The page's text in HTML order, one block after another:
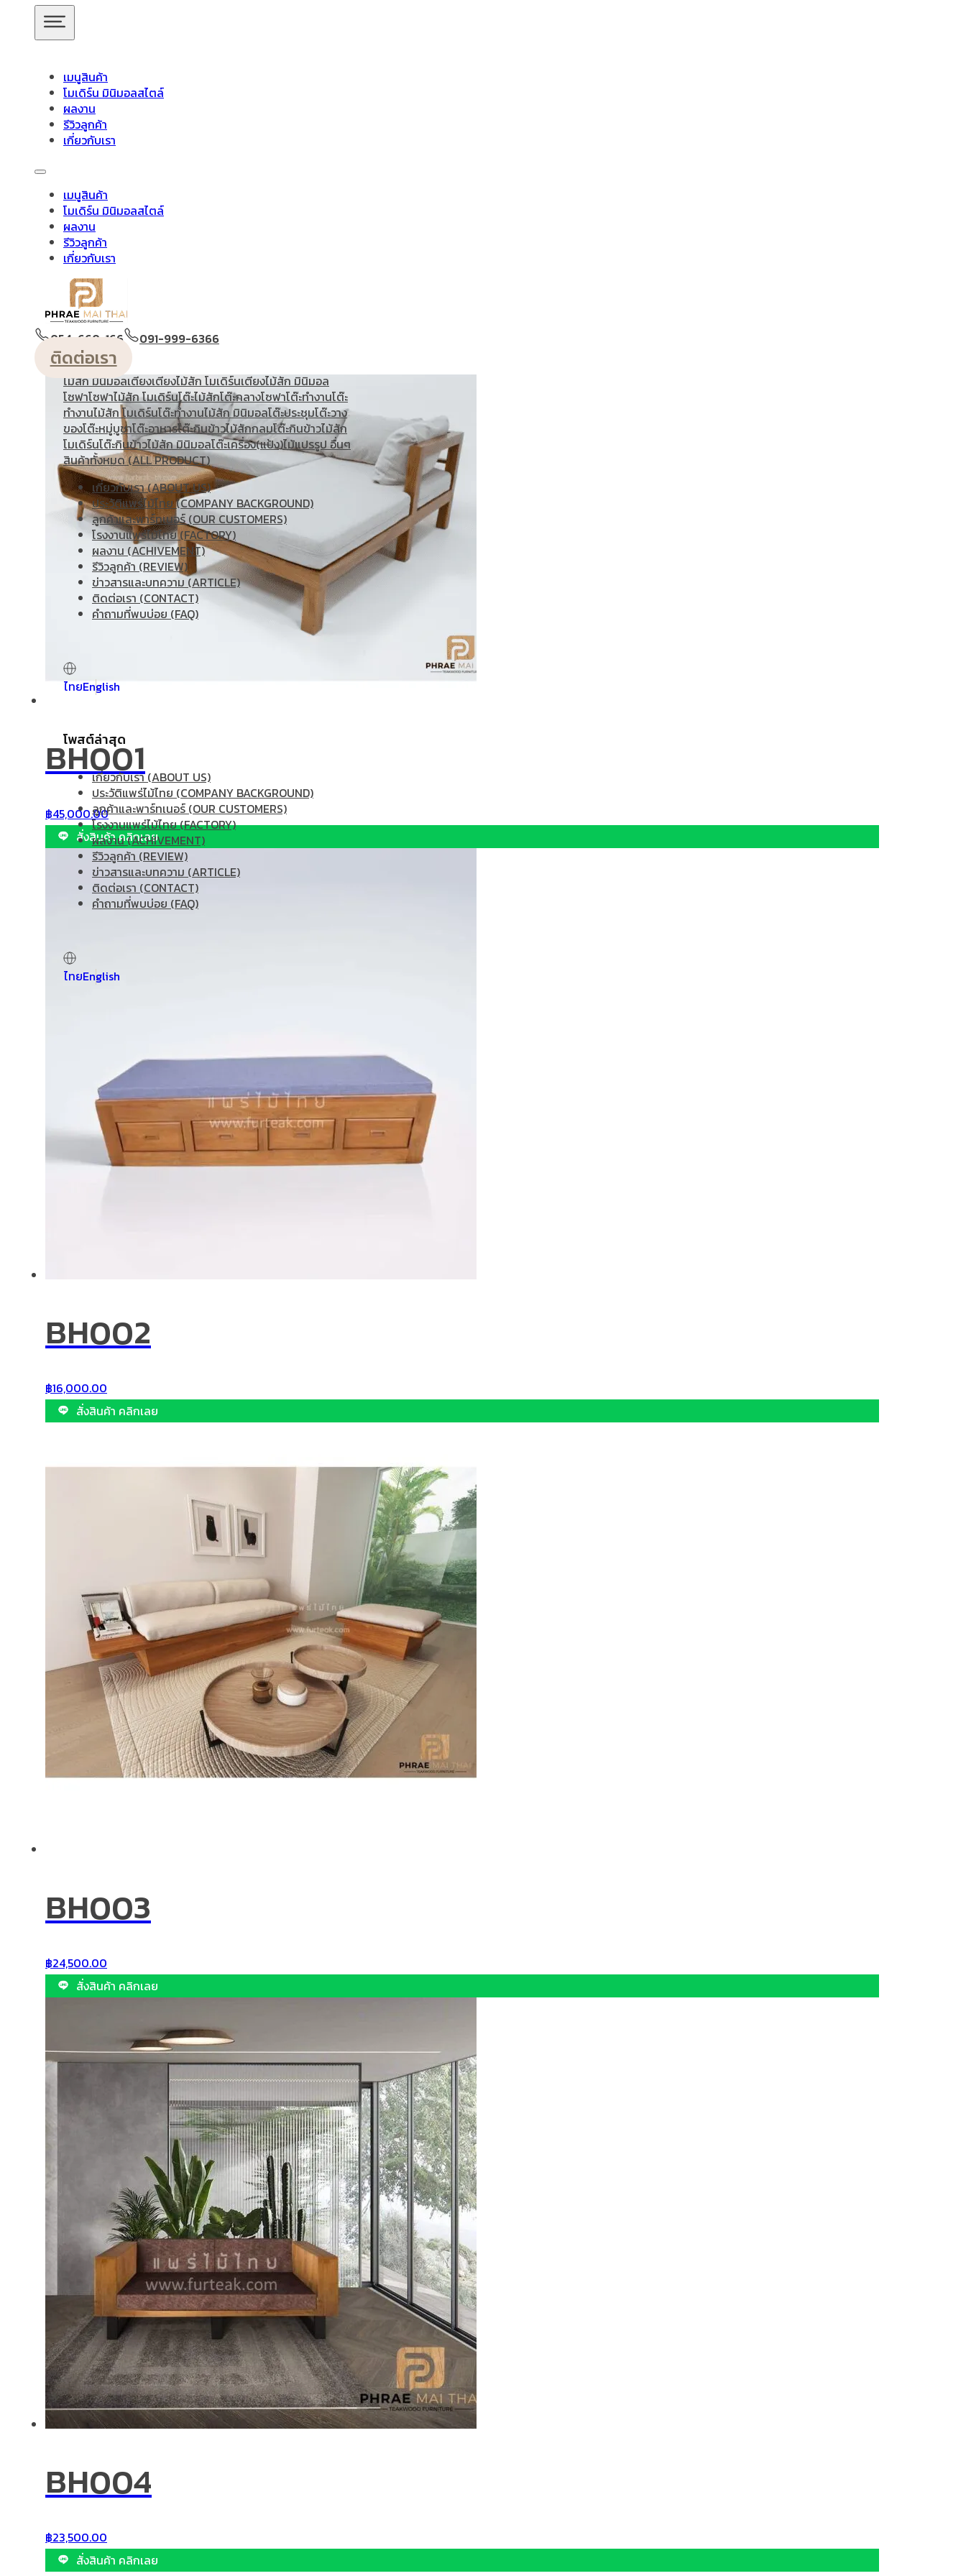
ข้ามไปยังเนื้อหาหลัก
เมนูสินค้า
โมเดิร์น มินิมอลสไตล์
ผลงาน
รีวิวลูกค้า
เกี่ยวกับเรา
เมนูสินค้า
โมเดิร์น มินิมอลสไตล์
ผลงาน
รีวิวลูกค้า
เกี่ยวกับเรา
054-660-166 091-999-6366
ติดต่อเรา
สินค้าของเรา
อัปเดตล่าสุด
วางของไม้สัก
ไม้แท้ชุดโต๊ะไม้สัก โมเดิร์น
โต๊ะอาหารตู้ตู้เสื้อผ้า
วางหนังสือตู้หัวเตียง ตู้โชว์ตู้โชว์ไม้สัก โมเดิร์น
โมเดิร์น
ประตูนิรภัยคู่ชองแสงประตูบานคู่
แกะสลักม้านั่งยาว
ไม้สัก มินิมอลเตียงเตียงไม้สัก โมเดิร์นเตียงไม้สัก มินิมอล
โซฟาโซฟาไม้สัก โมเดิร์นโต๊ะไม้สักโต๊ะกลางโซฟาโต๊ะทำงานโต๊ะ
ทํางานไม้สัก โมเดิร์นโต๊ะทำงานไม้สัก มินิมอลโต๊ะประชุมโต๊ะวาง
ของโต๊ะหมู่บูชาโต๊ะอาหารโต๊ะกินข้าวไม้สักกลมโต๊ะกินข้าวไม้สัก
โมเดิร์นโต๊ะกินข้าวไม้สัก มินิมอลโต๊ะเครื่อง(แป้ง)ไม้แปรรูป อื่นๆ
สินค้าทั้งหมด (ALL PRODUCT)
เกี่ยวกับเรา (ABOUT US)
ประวัติแพร่ไม้ไทย (COMPANY BACKGROUND)
ลูกค้าและพาร์ทเนอร์ (OUR CUSTOMERS)
โรงงานแพร่ไม้ไทย (FACTORY)
ผลงาน (ACHIVEMENT)
รีวิวลูกค้า (REVIEW)
ข่าวสารและบทความ (ARTICLE)
ติดต่อเรา (CONTACT)
คำถามที่พบบ่อย (FAQ)
English
ไทย
โพสต์ล่าสุด
เกี่ยวกับเรา (ABOUT US)
ประวัติแพร่ไม้ไทย (COMPANY BACKGROUND)
ลูกค้าและพาร์ทเนอร์ (OUR CUSTOMERS)
โรงงานแพร่ไม้ไทย (FACTORY)
ผลงาน (ACHIVEMENT)
รีวิวลูกค้า (REVIEW)
ข่าวสารและบทความ (ARTICLE)
ติดต่อเรา (CONTACT)
คำถามที่พบบ่อย (FAQ)
English
ไทย
โซฟาไม้เบาะหนัง
Showing 1–16 of 18 results
BH001
฿45,000.00
สั่งสินค้า คลิกเลย
BH002
฿16,000.00
สั่งสินค้า คลิกเลย
BH003
฿24,500.00
สั่งสินค้า คลิกเลย
BH004
฿23,500.00
สั่งสินค้า คลิกเลย